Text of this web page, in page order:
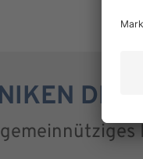
DR.